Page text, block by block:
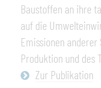
Baustoffen an ihre
auf die
Emissionen
Produktion und des
Zur Publikation